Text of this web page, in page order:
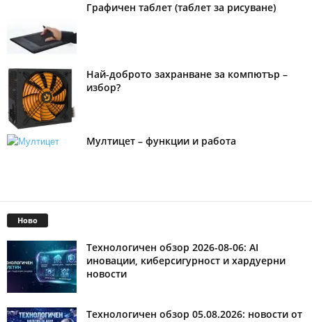
Графичен таблет (таблет за рисуване)
Най-доброто захранване за компютър –
избор?
Мултицет – функции и работа
Ново
Технологичен обзор 2026-08-06: AI
иновации, киберсигурност и хардуерни
новости
Технологичен обзор 05.08.2026: новости от